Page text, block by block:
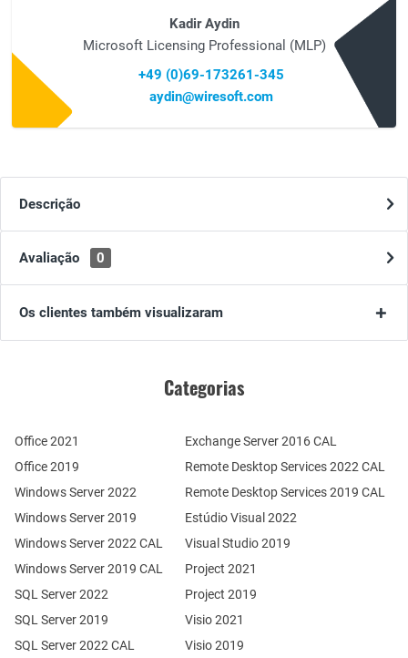
Kadir Aydin
Microsoft Licensing Professional (MLP)
+49 (0)69-173261-345
aydin@wiresoft.com
Descrição
Avaliação 0
Os clientes também visualizaram
Categorias
Office 2021
Office 2019
Windows Server 2022
Windows Server 2019
SQL Server 2022
SQL Server 2019
Windows Server 2022 CAL
Windows Server 2019 CAL
SQL Server 2022 CAL
Remote Desktop Services 2022 CAL
Remote Desktop Services 2019 CAL
Exchange Server 2016 CAL
Estúdio Visual 2022
Visual Studio 2019
Project 2021
Project 2019
Visio 2021
Visio 2019